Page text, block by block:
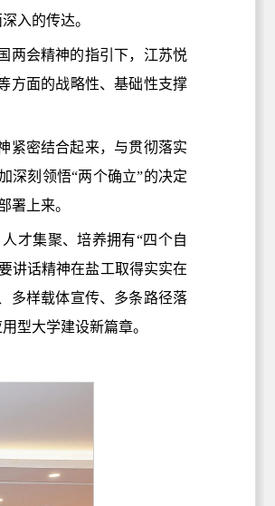
入的传达。
两会精神的指引下，江苏悦
方面的战略性、基础性支撑
紧密结合起来，与贯彻落实
深刻领悟“两个确立”的决定
署上来。
才集聚、培养拥有“四个自
讲话精神在盐工取得实实在
多样载体宣传、多条路径落
型大学建设新篇章。